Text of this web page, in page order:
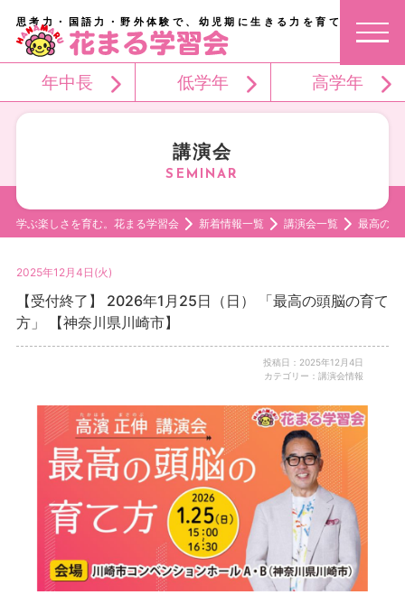
思考力・国語力・野外体験で、幼児期に生きる力を育てる。
年中長 低学年 高学年
講演会
学ぶ楽しさを育む。花まる学習会 新着情報一覧 講演会一覧 最高の頭
2025年12月4日(火)
【受付終了】 2026年1月25日（日） 「最高の頭脳の育て
方」 【神奈川県川崎市】
投稿日：2025年12月4日
カテゴリー：講演会情報